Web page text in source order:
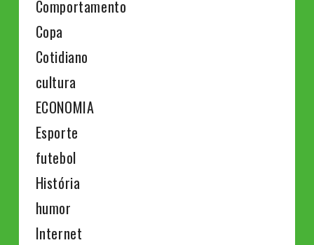
Comportamento
Copa
Cotidiano
cultura
ECONOMIA
Esporte
futebol
História
humor
Internet